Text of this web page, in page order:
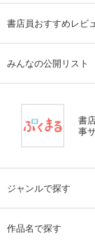
書店員おすすめレビ
みんなの公開リスト
書
事
ジャンルで探す
作品名で探す